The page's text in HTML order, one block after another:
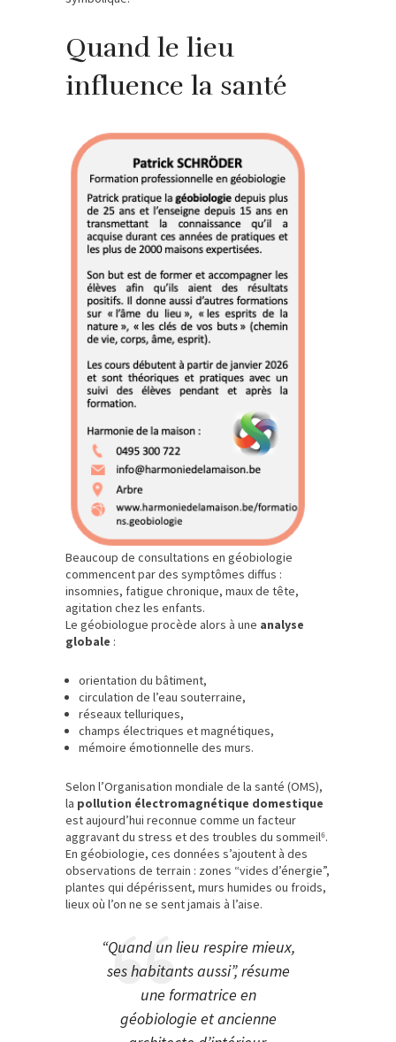
Quand le lieu
influence la santé
Beaucoup de consultations en géobiologie
commencent par des symptômes diffus :
insomnies, fatigue chronique, maux de tête,
agitation chez les enfants.
Le géobiologue procède alors à une analyse
globale :
orientation du bâtiment,
circulation de l’eau souterraine,
réseaux telluriques,
champs électriques et magnétiques,
mémoire émotionnelle des murs.
Selon l’Organisation mondiale de la santé (OMS),
la pollution électromagnétique domestique
est aujourd’hui reconnue comme un facteur
aggravant du stress et des troubles du sommeil⁶.
En géobiologie, ces données s’ajoutent à des
observations de terrain : zones “vides d’énergie”,
plantes qui dépérissent, murs humides ou froids,
lieux où l’on ne se sent jamais à l’aise.
“Quand un lieu respire mieux,
ses habitants aussi”, résume
une formatrice en
géobiologie et ancienne